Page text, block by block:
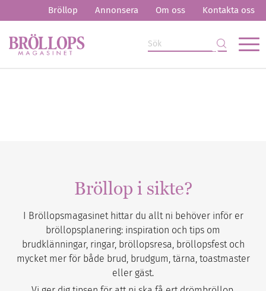
Bröllop Annonsera Om oss Kontakta oss
Bröllop i sikte?
I Bröllopsmagasinet hittar du allt ni behöver inför er
bröllopsplanering: inspiration och tips om
brudklänningar, ringar, bröllopsresa, bröllopsfest och
mycket mer för både brud, brudgum, tärna, toastmaster
eller gäst.